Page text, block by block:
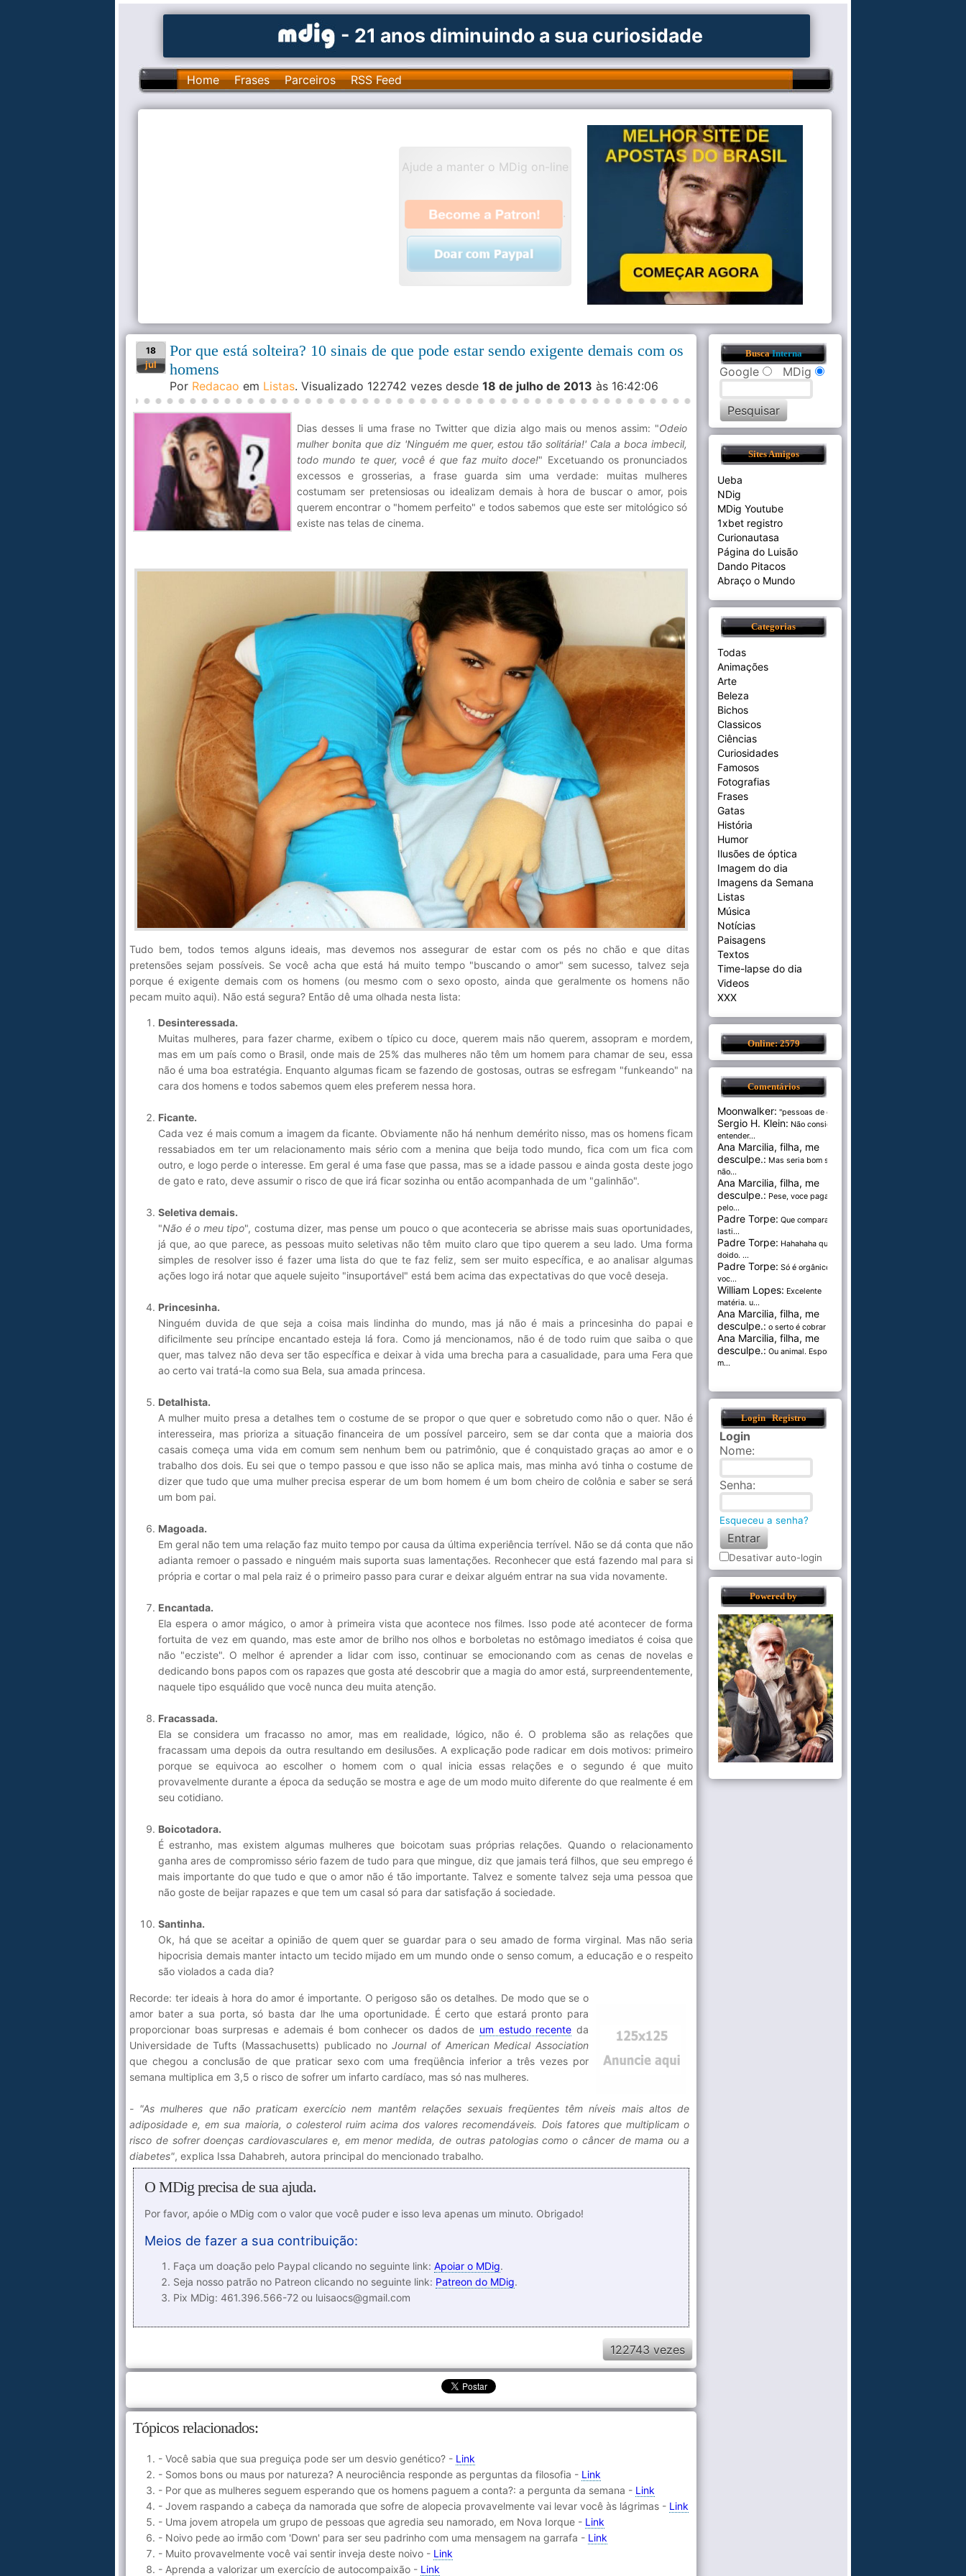
- 21 anos diminuindo a sua curiosidade
Home Frases Parceiros RSS Feed
Ajude a manter o MDig on-line
.
18
jul
Por que está solteira? 10 sinais de que pode estar sendo exigente demais com os
homens
Por Redacao em Listas. Visualizado 122742 vezes desde 18 de julho de 2013 às 16:42:06
Dias desses li uma frase no Twitter que dizia algo mais ou menos assim: "Odeio
mulher bonita que diz 'Ninguém me quer, estou tão solitária!' Cala a boca imbecil,
todo mundo te quer, você é que faz muito doce!" Excetuando os pronunciados
excessos e grosserias, a frase guarda sim uma verdade: muitas mulheres
costumam ser pretensiosas ou idealizam demais à hora de buscar o amor, pois
querem encontrar o "homem perfeito" e todos sabemos que este ser mitológico só
existe nas telas de cinema.
Tudo bem, todos temos alguns ideais, mas devemos nos assegurar de estar com os pés no chão e que ditas
pretensões sejam possíveis. Se você acha que está há muito tempo "buscando o amor" sem sucesso, talvez seja
porque é exigente demais com os homens (ou mesmo com o sexo oposto, ainda que geralmente os homens não
pecam muito aqui). Não está segura? Então dê uma olhada nesta lista:
Desinteressada.
Muitas mulheres, para fazer charme, exibem o típico cu doce, querem mais não querem, assopram e mordem,
mas em um país como o Brasil, onde mais de 25% das mulheres não têm um homem para chamar de seu, essa
não é uma boa estratégia. Enquanto algumas ficam se fazendo de gostosas, outras se esfregam "funkeando" na
cara dos homens e todos sabemos quem eles preferem nessa hora.
Ficante.
Cada vez é mais comum a imagem da ficante. Obviamente não há nenhum demérito nisso, mas os homens ficam
ressabiados em ter um relacionamento mais sério com a menina que beija todo mundo, fica com um fica com
outro, e logo perde o interesse. Em geral é uma fase que passa, mas se a idade passou e ainda gosta deste jogo
de gato e rato, deve assumir o risco de que irá ficar sozinha ou então acompanhada de um "galinhão".
Seletiva demais.
"Não é o meu tipo", costuma dizer, mas pense um pouco o que aconteceria se abrisse mais suas oportunidades,
já que, ao que parece, as pessoas muito seletivas não têm muito claro que tipo querem a seu lado. Uma forma
simples de resolver isso é fazer uma lista do que te faz feliz, sem ser muito específica, e ao analisar algumas
ações logo irá notar que aquele sujeito "insuportável" está bem acima das expectativas do que você deseja.
Princesinha.
Ninguém duvida de que seja a coisa mais lindinha do mundo, mas já não é mais a princesinha do papai e
dificilmente seu príncipe encantado esteja lá fora. Como já mencionamos, não é de todo ruim que saiba o que
quer, mas talvez não deva ser tão específica e deixar à vida uma brecha para a casualidade, para uma Fera que
ao certo vai tratá-la como sua Bela, sua amada princesa.
Detalhista.
A mulher muito presa a detalhes tem o costume de se propor o que quer e sobretudo como não o quer. Não é
interesseira, mas prioriza a situação financeira de um possível parceiro, sem se dar conta que a maioria dos
casais começa uma vida em comum sem nenhum bem ou patrimônio, que é conquistado graças ao amor e o
trabalho dos dois. Eu sei que o tempo passou e que isso não se aplica mais, mas minha avó tinha o costume de
dizer que tudo que uma mulher precisa esperar de um bom homem é um bom cheiro de colônia e saber se será
um bom pai.
Magoada.
Em geral não tem uma relação faz muito tempo por causa da última experiência terrível. Não se dá conta que não
adianta remoer o passado e ninguém mais suporta suas lamentações. Reconhecer que está fazendo mal para si
própria e cortar o mal pela raiz é o primeiro passo para curar e deixar alguém entrar na sua vida novamente.
Encantada.
Ela espera o amor mágico, o amor à primeira vista que acontece nos filmes. Isso pode até acontecer de forma
fortuita de vez em quando, mas este amor de brilho nos olhos e borboletas no estômago imediatos é coisa que
não "ecziste". O melhor é aprender a lidar com isso, continuar se emocionando com as cenas de novelas e
dedicando bons papos com os rapazes que gosta até descobrir que a magia do amor está, surpreendentemente,
naquele tipo esquálido que você nunca deu muita atenção.
Fracassada.
Ela se considera um fracasso no amor, mas em realidade, lógico, não é. O problema são as relações que
fracassam uma depois da outra resultando em desilusões. A explicação pode radicar em dois motivos: primeiro
porque se equivoca ao escolher o homem com o qual inicia essas relações e o segundo é que muito
provavelmente durante a época da sedução se mostra e age de um modo muito diferente do que realmente é em
seu cotidiano.
Boicotadora.
É estranho, mas existem algumas mulheres que boicotam suas próprias relações. Quando o relacionamento
ganha ares de compromisso sério fazem de tudo para que mingue, diz que jamais terá filhos, que seu emprego é
mais importante do que tudo e que o amor não é tão importante. Talvez e somente talvez seja uma pessoa que
não goste de beijar rapazes e que tem um casal só para dar satisfação á sociedade.
Santinha.
Ok, há que se aceitar a opinião de quem quer se guardar para o seu amado de forma virginal. Mas não seria
hipocrisia demais manter intacto um tecido mijado em um mundo onde o senso comum, a educação e o respeito
são violados a cada dia?
Recorde: ter ideais à hora do amor é importante. O perigoso são os detalhes. De modo que se o
amor bater a sua porta, só basta dar lhe uma oportunidade. É certo que estará pronto para
proporcionar boas surpresas e ademais é bom conhecer os dados de um estudo recente da
Universidade de Tufts (Massachusetts) publicado noJournal of American Medical Association
que chegou a conclusão de que praticar sexo com uma freqüência inferior a três vezes por
semana multiplica em 3,5 o risco de sofrer um infarto cardíaco, mas só nas mulheres.
- "As mulheres que não praticam exercício nem mantêm relações sexuais freqüentes têm níveis mais altos de
adiposidade e, em sua maioria, o colesterol ruim acima dos valores recomendáveis. Dois fatores que multiplicam o
risco de sofrer doenças cardiovasculares e, em menor medida, de outras patologias como o câncer de mama ou a
diabetes", explica Issa Dahabreh, autora principal do mencionado trabalho.
O MDig precisa de sua ajuda.
Por favor, apóie o MDig com o valor que você puder e isso leva apenas um minuto. Obrigado!
Meios de fazer a sua contribuição:
Faça um doação pelo Paypal clicando no seguinte link: Apoiar o MDig.
Seja nosso patrão no Patreon clicando no seguinte link: Patreon do MDig.
Pix MDig: 461.396.566-72 ou luisaocs@gmail.com
122743 vezes
Tópicos relacionados:
- Você sabia que sua preguiça pode ser um desvio genético? - Link
- Somos bons ou maus por natureza? A neurociência responde as perguntas da filosofia - Link
- Por que as mulheres seguem esperando que os homens paguem a conta?: a pergunta da semana - Link
- Jovem raspando a cabeça da namorada que sofre de alopecia provavelmente vai levar você às lágrimas - Link
- Uma jovem atropela um grupo de pessoas que agredia seu namorado, em Nova Iorque - Link
- Noivo pede ao irmão com 'Down' para ser seu padrinho com uma mensagem na garrafa - Link
- Muito provavelmente você vai sentir inveja deste noivo - Link
- Aprenda a valorizar um exercício de autocompaixão - Link
BuscaInterna
Google MDig
Sites Amigos
Ueba
NDig
MDig Youtube
1xbet registro
Curionautasa
Página do Luisão
Dando Pitacos
Abraço o Mundo
Categorias
Todas
Animações
Arte
Beleza
Bichos
Classicos
Ciências
Curiosidades
Famosos
Fotografias
Frases
Gatas
História
Humor
Ilusões de óptica
Imagem do dia
Imagens da Semana
Listas
Música
Notícias
Paisagens
Textos
Time-lapse do dia
Videos
XXX
Online: 2579
Comentários
Moonwalker: "pessoas de cer...
Sergio H. Klein: Não consigo
entender...
Ana Marcilia, filha, me
desculpe.: Mas seria bom se
não...
Ana Marcilia, filha, me
desculpe.: Pese, voce paga
pelo...
Padre Torpe: Que comparação
lasti...
Padre Torpe: Hahahaha que
doido. ...
Padre Torpe: Só é orgânico se
voc...
William Lopes: Excelente
matéria. u...
Ana Marcilia, filha, me
desculpe.: o serto é cobrar pel...
Ana Marcilia, filha, me
desculpe.: Ou animal. Esponja
m...
Login Registro
Login
Nome:
Senha:
Esqueceu a senha?
Desativar auto-login
Powered by